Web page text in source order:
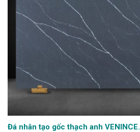
Đá nhân tạo gốc thạch anh VENINCE.